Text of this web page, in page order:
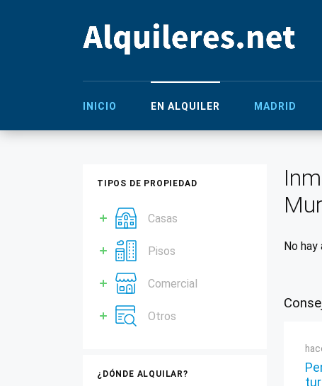
INICIO EN ALQUILER MADRID
TIPOS DE PROPIEDAD
Casas
Pisos
Comercial
Otros
¿DÓNDE ALQUILAR?
No hay